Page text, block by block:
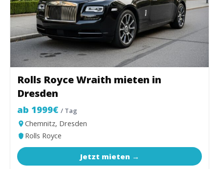
Rolls Royce Wraith mieten in
Dresden
ab 1999€ / Tag
Chemnitz, Dresden
Rolls Royce
Jetzt mieten →